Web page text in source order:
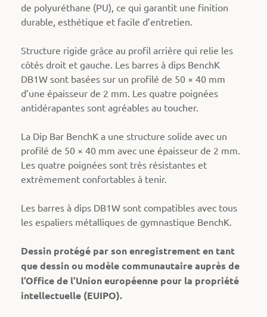
de polyuréthane (PU), ce qui garantit une finition
durable, esthétique et facile d’entretien.
Structure rigide grâce au profil arrière qui relie les
côtés droit et gauche. Les barres à dips BenchK
DB1W sont basées sur un profilé de 50 × 40 mm
d’une épaisseur de 2 mm. Les quatre poignées
antidérapantes sont agréables au toucher.
La Dip Bar BenchK a une structure solide avec un
profilé de 50 × 40 mm avec une épaisseur de 2 mm.
Les quatre poignées sont très résistantes et
extrêmement confortables à tenir.
Les barres à dips DB1W sont compatibles avec tous
les espaliers métalliques de gymnastique BenchK.
Dessin protégé par son enregistrement en tant
que dessin ou modèle communautaire auprès de
l’Office de l’Union européenne pour la propriété
intellectuelle (EUIPO).